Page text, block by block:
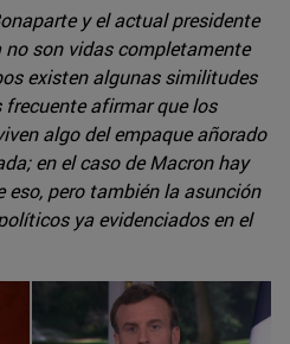
y el actual presidente
no son vidas completamente
existen algunas similitudes
frecuente afirmar que los
algo del empaque añorado
en el caso de Macron hay
eso, pero también la asunción
ya evidenciados en el